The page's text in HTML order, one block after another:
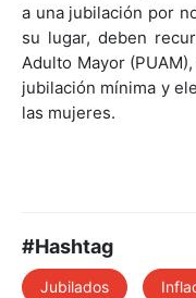
a una jubilación por
su lugar, deben
Adulto Mayor
jubilación mínima y
las mujeres.
#Hashtag
Jubilados